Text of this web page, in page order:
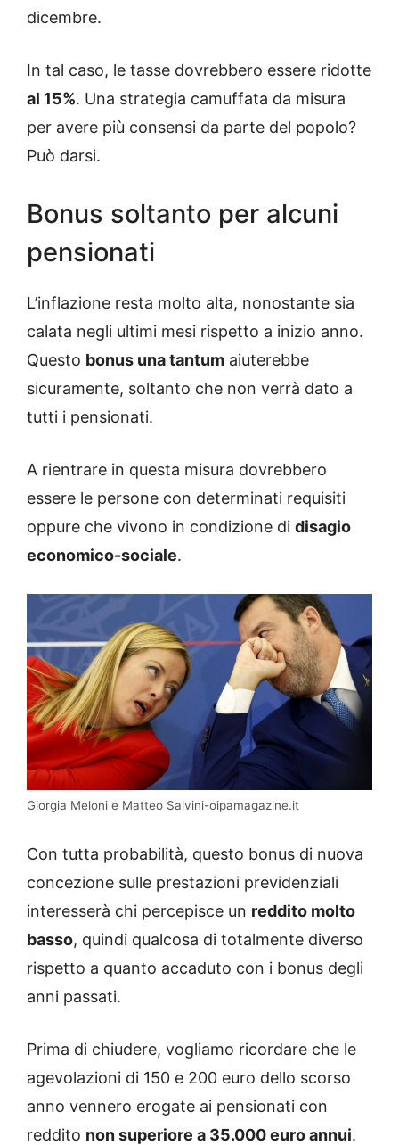
dicembre.
In tal caso, le tasse dovrebbero essere ridotte
al 15%. Una strategia camuffata da misura
per avere più consensi da parte del popolo?
Può darsi.
Bonus soltanto per alcuni
pensionati
L’inflazione resta molto alta, nonostante sia
calata negli ultimi mesi rispetto a inizio anno.
Questo bonus una tantum aiuterebbe
sicuramente, soltanto che non verrà dato a
tutti i pensionati.
A rientrare in questa misura dovrebbero
essere le persone con determinati requisiti
oppure che vivono in condizione di disagio
economico-sociale.
Giorgia Meloni e Matteo Salvini-oipamagazine.it
Con tutta probabilità, questo bonus di nuova
concezione sulle prestazioni previdenziali
interesserà chi percepisce un reddito molto
basso, quindi qualcosa di totalmente diverso
rispetto a quanto accaduto con i bonus degli
anni passati.
Prima di chiudere, vogliamo ricordare che le
agevolazioni di 150 e 200 euro dello scorso
anno vennero erogate ai pensionati con
reddito non superiore a 35.000 euro annui.